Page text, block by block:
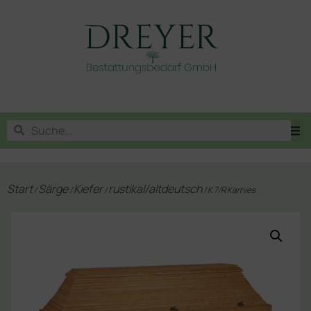
Start/Särge/Kiefer/rustikal/altdeutsch/ K 7/R Karnies